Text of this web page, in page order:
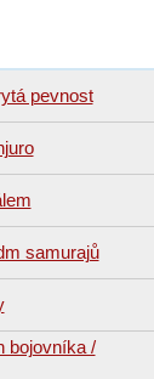
pevnost
samurajů
bojovníka /